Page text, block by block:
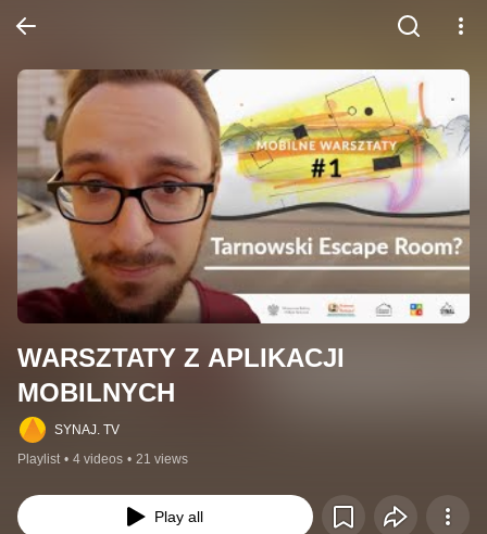
WARSZTATY Z APLIKACJI
MOBILNYCH
SYNAJ. TV
Playlist • 4 videos • 21 views
Play all